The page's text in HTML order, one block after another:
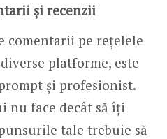
și recenzii
comentarii pe rețelele
platforme, este
și profesionist.
nu face decât să îți
tale trebuie să